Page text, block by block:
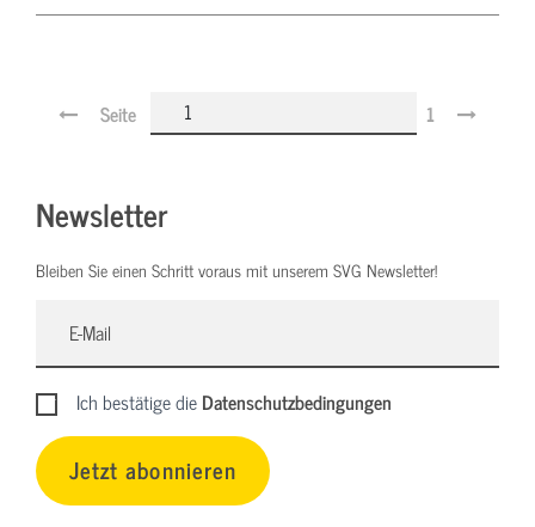
Seite 1
Newsletter
Bleiben Sie einen Schritt voraus mit unserem SVG Newsletter!
Ich bestätige dieDatenschutzbedingungen
Jetzt abonnieren